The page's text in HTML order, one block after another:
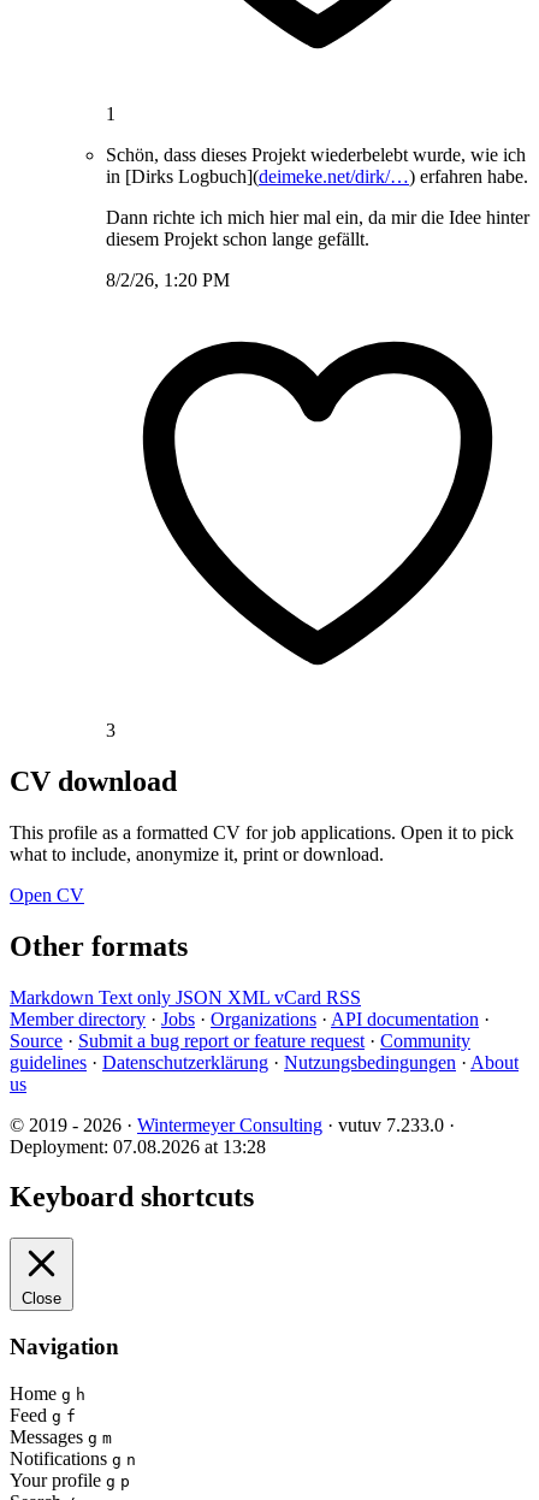
1
Schön, dass dieses Projekt wiederbelebt wurde, wie ich
in [Dirks Logbuch](deimeke.net/dirk/…) erfahren habe.
Dann richte ich mich hier mal ein, da mir die Idee hinter
diesem Projekt schon lange gefällt.
8/2/26, 1:20 PM
3
CV download
This profile as a formatted CV for job applications. Open it to pick
what to include, anonymize it, print or download.
Open CV
Other formats
Markdown Text only JSON XML vCard RSS
Member directory · Jobs · Organizations · API documentation ·
Source · Submit a bug report or feature request · Community
guidelines · Datenschutzerklärung · Nutzungsbedingungen · About
us
© 2019 - 2026 · Wintermeyer Consulting · vutuv 7.233.0 ·
Deployment: 07.08.2026 at 13:28
Keyboard shortcuts
Close
Navigation
Home g h
Feed g f
Messages g m
Notifications g n
Your profile g p